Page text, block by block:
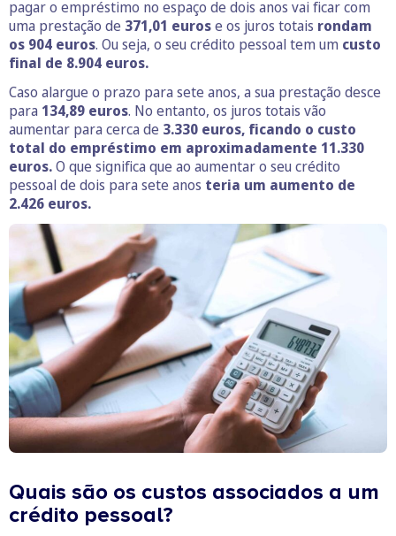
pagar o empréstimo no espaço de dois anos vai ficar com
uma prestação de 371,01 eurose os juros totais rondam
os 904 euros. Ou seja, o seu crédito pessoal tem um custo
final de 8.904 euros.
Caso alargue o prazo para sete anos, a sua prestação desce
para 134,89 euros. No entanto, os juros totais vão
aumentar para cerca de 3.330 euros, ficando o custo
total do empréstimo em aproximadamente 11.330
euros.O que significa que ao aumentar o seu crédito
pessoal de dois para sete anos teria um aumento de
2.426 euros.
Quais são os custos associados a um
crédito pessoal?